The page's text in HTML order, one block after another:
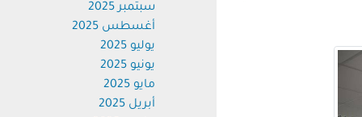
سبتمبر 2025
أغسطس 2025
يوليو 2025
يونيو 2025
مايو 2025
أبريل 2025